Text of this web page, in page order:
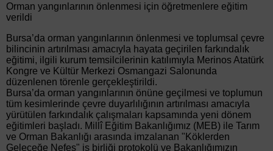
Orman yangınlarının önlenmesi için öğretmenlere eğitim
verildi
Bursa’da orman yangınlarının önlenmesi ve toplumsal çevre
bilincinin artırılması amacıyla hayata geçirilen farkındalık
eğitimi, ilgili kurum temsilcilerinin katılımıyla Merinos Atatürk
Kongre ve Kültür Merkezi Osmangazi Salonunda
düzenlenen törenle gerçekleştirildi.
Bursa’da orman yangınlarının önüne geçilmesi ve toplumun
tüm kesimlerinde çevre duyarlılığının artırılması amacıyla
yürütülen farkındalık çalışmaları kapsamında yeni dönem
eğitimleri başladı. Millî Eğitim Bakanlığımız (MEB) ile Tarım
ve Orman Bakanlığı arasında imzalanan "Köklerden
Geleceğe Nefes" iş birliği protokolü ve Bakanlığımızın